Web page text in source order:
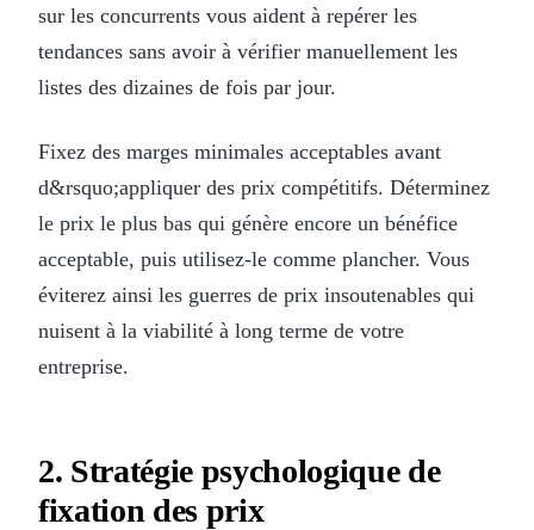
sur les concurrents vous aident à repérer les
tendances sans avoir à vérifier manuellement les
listes des dizaines de fois par jour.
Fixez des marges minimales acceptables avant
d&rsquo;appliquer des prix compétitifs. Déterminez
le prix le plus bas qui génère encore un bénéfice
acceptable, puis utilisez-le comme plancher. Vous
éviterez ainsi les guerres de prix insoutenables qui
nuisent à la viabilité à long terme de votre
entreprise.
2. Stratégie psychologique de
fixation des prix